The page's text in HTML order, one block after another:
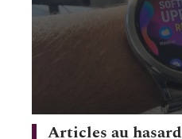
Articles au hasard